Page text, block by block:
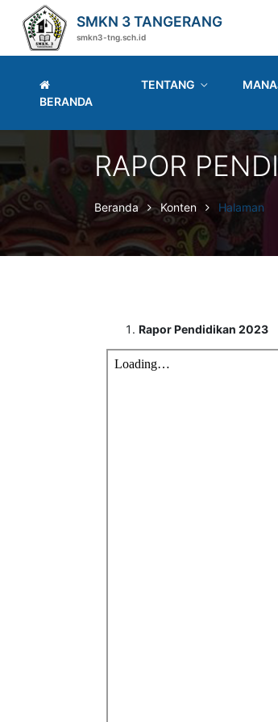
SMKN 3 TANGERANG
smkn3-tng.sch.id
BERANDA
TENTANG
RAPOR
Beranda Konten Halaman
Rapor Pendidikan 2023